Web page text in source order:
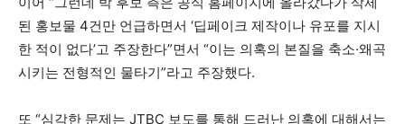
된 홍보물 4건만 언급하면서 ‘딥페이크 제작이나 유포를 지시
한 적이 없다’고 주장한다”면서 “이는 의혹의 본질을 축소·왜곡
시키는 전형적인 물타기”라고 주장했다.
또 “심각한 문제는 JTBC 보도를 통해 드러난 의혹에 대해서는